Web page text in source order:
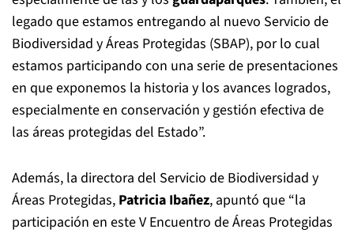
legado que estamos entregando al nuevo Servicio de
Biodiversidad y Áreas Protegidas (SBAP), por lo cual
estamos participando con una serie de presentaciones
en que exponemos la historia y los avances logrados,
especialmente en conservación y gestión efectiva de
las áreas protegidas del Estado”.
Además, la directora del Servicio de Biodiversidad y
Áreas Protegidas, Patricia Ibañez, apuntó que “la
participación en este V Encuentro de Áreas Protegidas